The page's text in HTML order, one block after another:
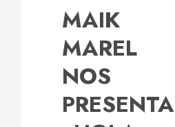
MAIK
MAREL
NOS
PRESENTA